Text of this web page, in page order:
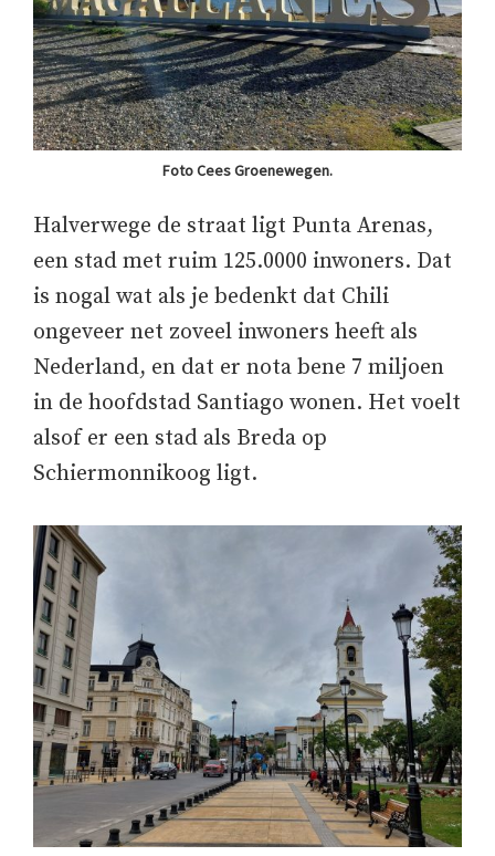
Foto Cees Groenewegen.
Halverwege de straat ligt Punta Arenas,
een stad met ruim 125.0000 inwoners. Dat
is nogal wat als je bedenkt dat Chili
ongeveer net zoveel inwoners heeft als
Nederland, en dat er nota bene 7 miljoen
in de hoofdstad Santiago wonen. Het voelt
alsof er een stad als Breda op
Schiermonnikoog ligt.